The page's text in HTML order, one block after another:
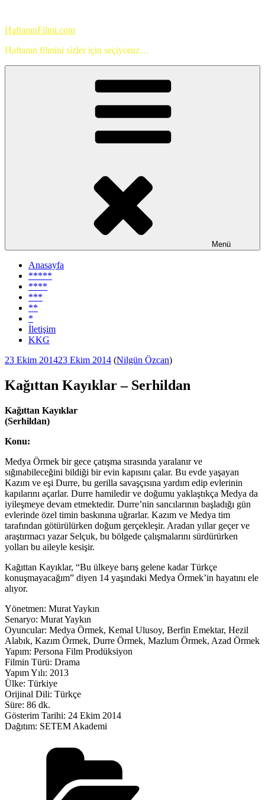
HaftanınFilmi.com
Haftanın filmini sizler için seçiyoruz…
Menü
Anasayfa
*****
****
***
**
*
İletişim
KKG
Yayım
23 Ekim 201423 Ekim 2014 (Nilgün Özcan)
Kağıttan Kayıklar – Serhildan
Kağıttan Kayıklar
(Serhildan)
Konu:
Medya Örmek bir gece çatışma sırasında yaralanır ve
sığınabileceğini bildiği bir evin kapısını çalar. Bu evde yaşayan
Kazım ve eşi Durre, bu gerilla savaşçısına yardım edip evlerinin
kapılarını açarlar. Durre hamiledir ve doğumu yaklaştıkça Medya da
iyileşmeye devam etmektedir. Durre’nin sancılarının başladığı gün
evlerinde özel timin baskınına uğrarlar. Kazım ve Medya tim
tarafından götürülürken doğum gerçekleşir. Aradan yıllar geçer ve
araştırmacı yazar Selçuk, bu bölgede çalışmalarını sürdürürken
yolları bu aileyle kesişir.
Kağıttan Kayıklar, “Bu ülkeye barış gelene kadar Türkçe
konuşmayacağım” diyen 14 yaşındaki Medya Örmek’in hayatını ele
alıyor.
Yönetmen: Murat Yaykın
Senaryo: Murat Yaykın
Oyuncular: Medya Örmek, Kemal Ulusoy, Berfin Emektar, Hezil
Alabık, Kazım Örmek, Durre Örmek, Mazlum Örmek, Azad Örmek
Yapım: Persona Film Prodüksiyon
Filmin Türü: Drama
Yapım Yılı: 2013
Ülke: Türkiye
Orijinal Dili: Türkçe
Süre: 86 dk.
Gösterim Tarihi: 24 Ekim 2014
Dağıtım: SETEM Akademi